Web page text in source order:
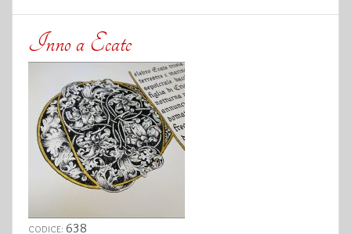
Inno a Ecate
CODICE: 638